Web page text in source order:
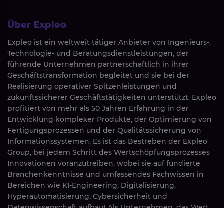
Über Expleo
Expleo ist ein weltweit tätiger Anbieter von Ingenieurs-,
Technologie- und Beratungsdienstleistungen, der
führende Unternehmen partnerschaftlich in ihrer
Geschäftstransformation begleitet und sie bei der
Realisierung operativer Spitzenleistungen und
zukunftssicherer Geschäftstätigkeiten unterstützt. Expleo
profitiert von mehr als 50 Jahren Erfahrung in der
Entwicklung komplexer Produkte, der Optimierung von
Fertigungsprozessen und der Qualitätssicherung von
Informationssystemen. Es ist das Bestreben der Expleo
Group, bei jedem Schritt des Wertschöpfungsprozesses
Innovationen voranzutreiben, wobei sie auf fundierte
Branchenkenntnisse und umfassendes Fachwissen in
Bereichen wie KI-Engineering, Digitalisierung,
Hyperautomatisierung, Cybersicherheit und